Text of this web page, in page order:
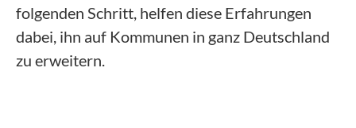
folgenden Schritt, helfen diese Erfahrungen
dabei, ihn auf Kommunen in ganz Deutschland
zu erweitern.